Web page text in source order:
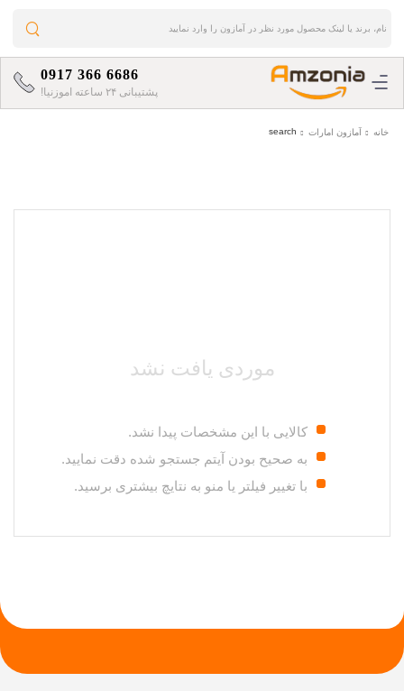
0917 366 6686
پشتیبانی ۲۴ ساعته اموزنیا!
خانه آمازون امارات search
موردی یافت نشد
کالایی با این مشخصات پیدا نشد.
به صحیح بودن آیتم جستجو شده دقت نمایید.
با تغییر فیلتر یا منو به نتایچ بیشتری برسید.